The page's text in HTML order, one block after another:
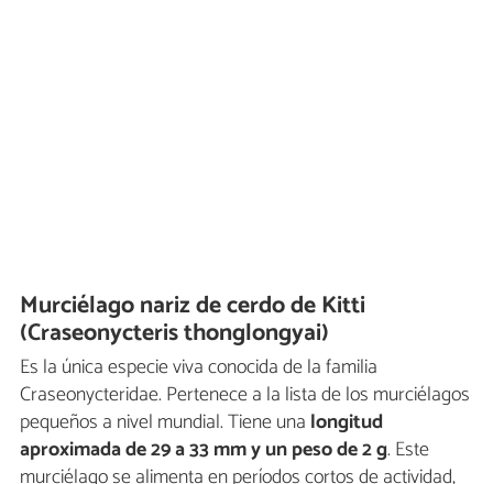
Murciélago nariz de cerdo de Kitti
(Craseonycteris thonglongyai)
Es la única especie viva conocida de la familia
Craseonycteridae. Pertenece a la lista de los murciélagos
pequeños a nivel mundial. Tiene una longitud
aproximada de 29 a 33 mm y un peso de 2 g. Este
murciélago se alimenta en períodos cortos de actividad,